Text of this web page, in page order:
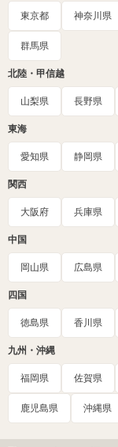
東京都 神奈川県
群馬県
北陸・甲信越
山梨県 長野県
東海
愛知県 静岡県
関西
大阪府 兵庫県
中国
岡山県 広島県
四国
徳島県 香川県
九州・沖縄
福岡県 佐賀県
鹿児島県 沖縄県